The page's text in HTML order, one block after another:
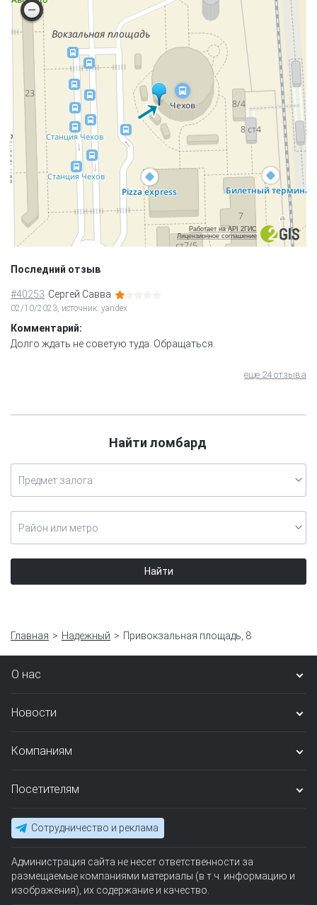
Работает на API 2ГИС
Лицензионное соглашение
Последний отзыв
#40253 Сергей Савва
02/10/2023, источник: yandex
Комментарий:
Долго ждать не советую туда. Обращаться.
еще 24 отзыва
Найти ломбард
Предмет залога
Район или метро
Найти
Главная Надежный Привокзальная площадь, 8
О нас
Новости
Компаниям
Посетителям
Сотрудничество и реклама
Администрация сайта не несет ответственности за
размещаемые компаниями материалы (в т.ч. информацию и
изображения), их содержание и качество.